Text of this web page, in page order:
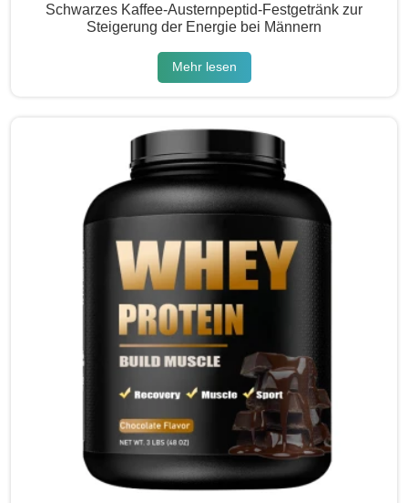
Schwarzes Kaffee-Austernpeptid-Festgetränk zur
Steigerung der Energie bei Männern
Mehr lesen